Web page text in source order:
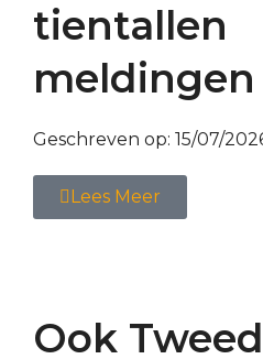
tientallen
meldingen
Geschreven op: 15/07/
Lees Meer
Ook